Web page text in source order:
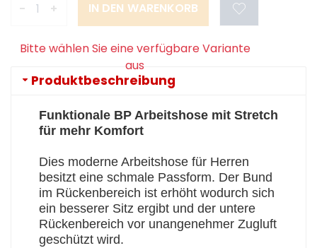
- +
Bitte wählen Sie eine verfügbare Variante
aus
Produktbeschreibung
Funktionale BP Arbeitshose mit Stretch
für mehr Komfort
Dies moderne Arbeitshose für Herren
besitzt eine schmale Passform. Der Bund
im Rückenbereich ist erhöht wodurch sich
ein besserer Sitz ergibt und der untere
Rückenbereich vor unangenehmer Zugluft
geschützt wird.